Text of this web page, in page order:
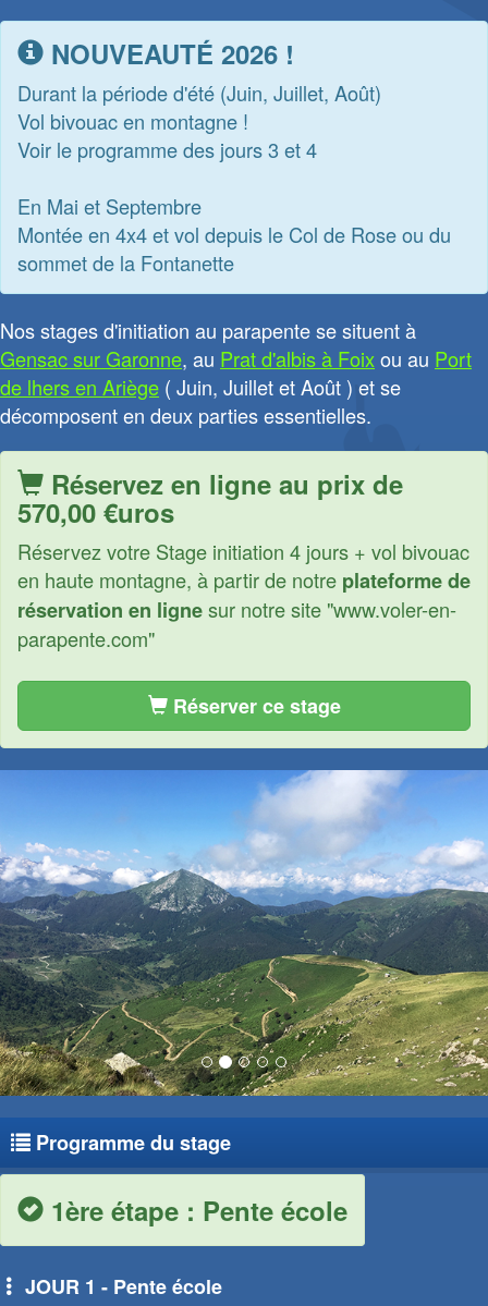
NOUVEAUTÉ 2026 !
Durant la période d'été (Juin, Juillet, Août)
Vol bivouac en montagne !
Voir le programme des jours 3 et 4
En Mai et Septembre
Montée en 4x4 et vol depuis le Col de Rose ou du
sommet de la Fontanette
Nos stages d'initiation au parapente se situent à
Gensac sur Garonne, au Prat d'albis à Foixou au Port
de lhers en Ariège ( Juin, Juillet et Août ) et se
décomposent en deux parties essentielles.
Réservez en ligne au prix de
570,00 €uros
Réservez votre Stage initiation 4 jours + vol bivouac
en haute montagne, à partir de notre plateforme de
réservation en lignesur notre site "www.voler-en-
parapente.com"
Réserver ce stage
Programme du stage
1ère étape : Pente école
JOUR 1 - Pente école